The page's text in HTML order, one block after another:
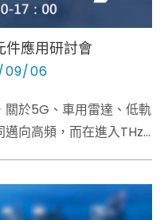
應用研討會
09/06
於5G、車用雷達、低軌
向高頻，而在進入THz